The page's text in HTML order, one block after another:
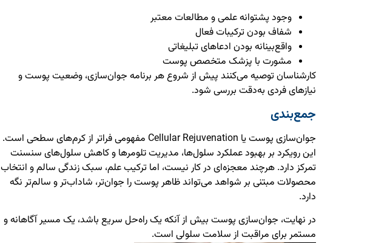
وجود پشتوانه علمی و مطالعات معتبر
شفاف بودن ترکیبات فعال
واقع‌بینانه بودن ادعاهای تبلیغاتی
مشورت با پزشک متخصص پوست
کارشناسان توصیه می‌کنند پیش از شروع هر برنامه جوان‌سازی، وضعیت پوست و
نیازهای فردی به‌دقت بررسی شود.
جمع‌بندی
جوان‌سازی پوست یا Cellular Rejuvenation مفهومی فراتر از کرم‌های سطحی است.
این رویکرد بر بهبود عملکرد سلول‌ها، مدیریت تلومرها و کاهش سلول‌های سنسنت
تمرکز دارد. هرچند معجزه‌ای در کار نیست، اما ترکیب علم، سبک زندگی سالم و انتخاب
محصولات مبتنی بر شواهد می‌تواند ظاهر پوست را جوان‌تر، شاداب‌تر و سالم‌تر نگه
دارد.
در نهایت، جوان‌سازی پوست بیش از آنکه یک راه‌حل سریع باشد، یک مسیر آگاهانه و
مستمر برای مراقبت از سلامت سلولی است.